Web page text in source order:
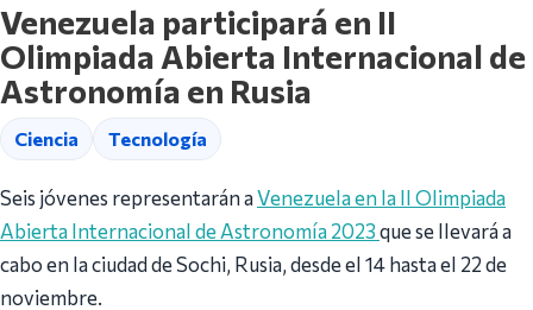
Venezuela participará en II
Olimpiada Abierta Internacional de
Astronomía en Rusia
Ciencia Tecnología
Seis jóvenes representarán aVenezuela en la II Olimpiada
Abierta Internacional de Astronomía 2023 que se llevará a
cabo en la ciudad de Sochi, Rusia, desde el 14 hasta el 22 de
noviembre.